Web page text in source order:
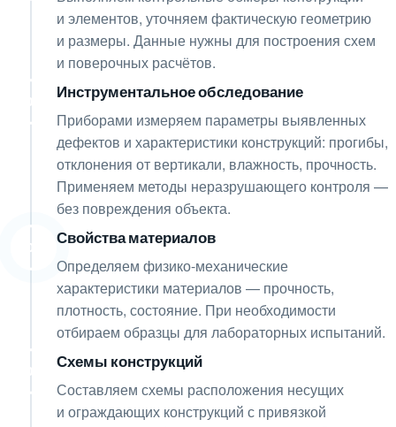
и элементов, уточняем фактическую геометрию
и размеры. Данные нужны для построения схем
и поверочных расчётов.
04
Инструментальное обследование
Приборами измеряем параметры выявленных
дефектов и характеристики конструкций: прогибы,
отклонения от вертикали, влажность, прочность.
Применяем методы неразрушающего контроля —
без повреждения объекта.
05
Свойства материалов
Определяем физико-механические
характеристики материалов — прочность,
плотность, состояние. При необходимости
отбираем образцы для лабораторных испытаний.
06
Схемы конструкций
Составляем схемы расположения несущих
и ограждающих конструкций с привязкой